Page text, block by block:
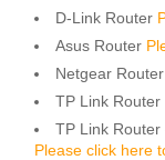
D-Link Router
Asus Router
Netgear Router
TP Link Router
TP Link
Please click here